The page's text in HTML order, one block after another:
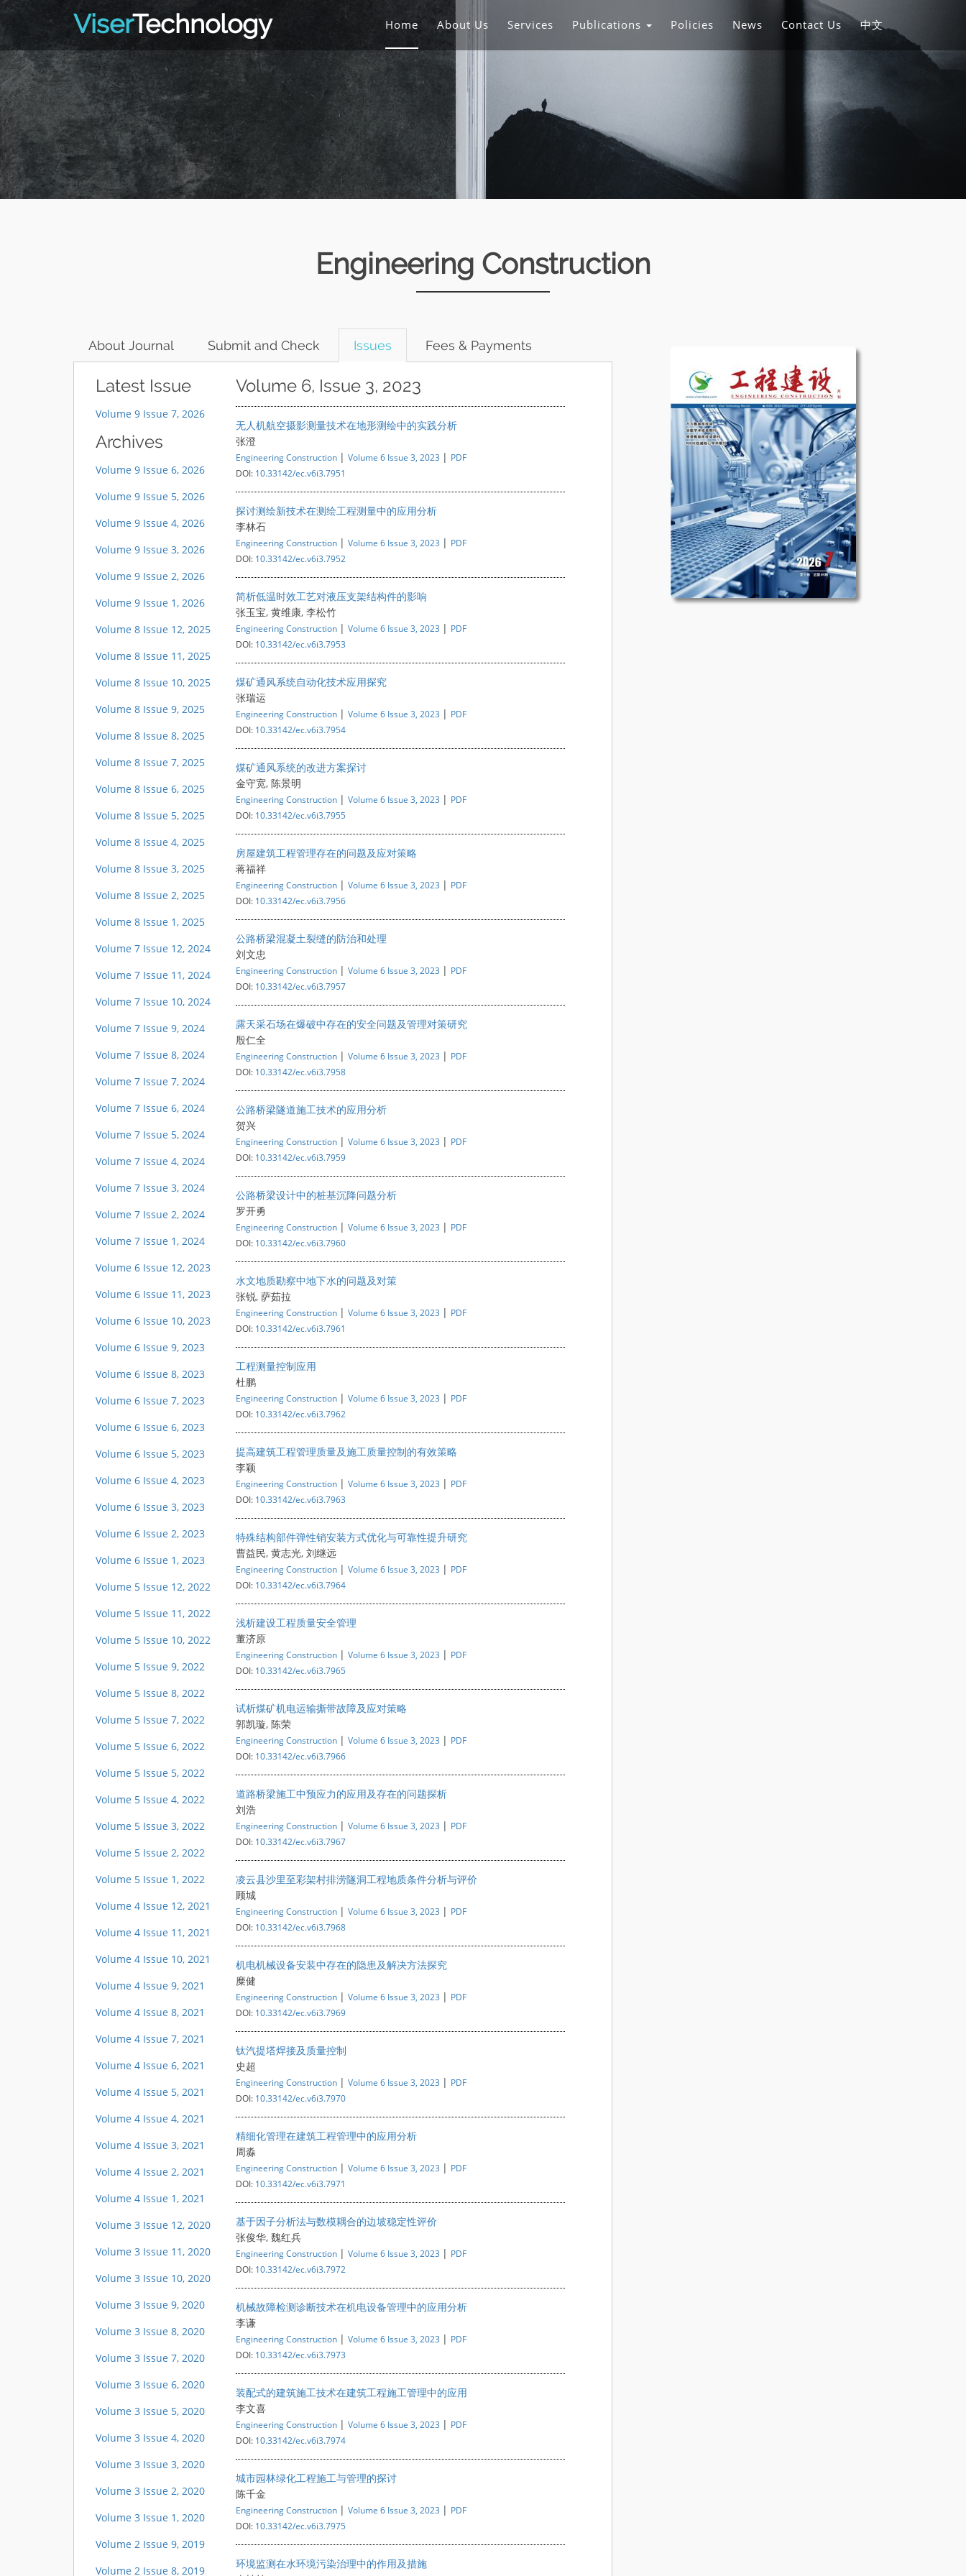
ViserTechnology Home About Us Services Publications Policies News Contact Us 中文
Engineering Construction
About Journal Submit and Check Issues Fees & Payments
Latest Issue
Volume 9 Issue 7, 2026
Archives
Volume 9 Issue 6, 2026
Volume 9 Issue 5, 2026
Volume 9 Issue 4, 2026
Volume 9 Issue 3, 2026
Volume 9 Issue 2, 2026
Volume 9 Issue 1, 2026
Volume 8 Issue 12, 2025
Volume 8 Issue 11, 2025
Volume 8 Issue 10, 2025
Volume 8 Issue 9, 2025
Volume 8 Issue 8, 2025
Volume 8 Issue 7, 2025
Volume 8 Issue 6, 2025
Volume 8 Issue 5, 2025
Volume 8 Issue 4, 2025
Volume 8 Issue 3, 2025
Volume 8 Issue 2, 2025
Volume 8 Issue 1, 2025
Volume 7 Issue 12, 2024
Volume 7 Issue 11, 2024
Volume 7 Issue 10, 2024
Volume 7 Issue 9, 2024
Volume 7 Issue 8, 2024
Volume 7 Issue 7, 2024
Volume 7 Issue 6, 2024
Volume 7 Issue 5, 2024
Volume 7 Issue 4, 2024
Volume 7 Issue 3, 2024
Volume 7 Issue 2, 2024
Volume 7 Issue 1, 2024
Volume 6 Issue 12, 2023
Volume 6 Issue 11, 2023
Volume 6 Issue 10, 2023
Volume 6 Issue 9, 2023
Volume 6 Issue 8, 2023
Volume 6 Issue 7, 2023
Volume 6 Issue 6, 2023
Volume 6 Issue 5, 2023
Volume 6 Issue 4, 2023
Volume 6 Issue 3, 2023
Volume 6 Issue 2, 2023
Volume 6 Issue 1, 2023
Volume 5 Issue 12, 2022
Volume 5 Issue 11, 2022
Volume 5 Issue 10, 2022
Volume 5 Issue 9, 2022
Volume 5 Issue 8, 2022
Volume 5 Issue 7, 2022
Volume 5 Issue 6, 2022
Volume 5 Issue 5, 2022
Volume 5 Issue 4, 2022
Volume 5 Issue 3, 2022
Volume 5 Issue 2, 2022
Volume 5 Issue 1, 2022
Volume 4 Issue 12, 2021
Volume 4 Issue 11, 2021
Volume 4 Issue 10, 2021
Volume 4 Issue 9, 2021
Volume 4 Issue 8, 2021
Volume 4 Issue 7, 2021
Volume 4 Issue 6, 2021
Volume 4 Issue 5, 2021
Volume 4 Issue 4, 2021
Volume 4 Issue 3, 2021
Volume 4 Issue 2, 2021
Volume 4 Issue 1, 2021
Volume 3 Issue 12, 2020
Volume 3 Issue 11, 2020
Volume 3 Issue 10, 2020
Volume 3 Issue 9, 2020
Volume 3 Issue 8, 2020
Volume 3 Issue 7, 2020
Volume 3 Issue 6, 2020
Volume 3 Issue 5, 2020
Volume 3 Issue 4, 2020
Volume 3 Issue 3, 2020
Volume 3 Issue 2, 2020
Volume 3 Issue 1, 2020
Volume 2 Issue 9, 2019
Volume 2 Issue 8, 2019
Volume 6, Issue 3, 2023
无人机航空摄影测量技术在地形测绘中的实践分析
张澄
Engineering Construction | Volume 6 Issue 3, 2023 | PDF
DOI: 10.33142/ec.v6i3.7951
探讨测绘新技术在测绘工程测量中的应用分析
李林石
Engineering Construction | Volume 6 Issue 3, 2023 | PDF
DOI: 10.33142/ec.v6i3.7952
简析低温时效工艺对液压支架结构件的影响
张玉宝, 黄维康, 李松竹
Engineering Construction | Volume 6 Issue 3, 2023 | PDF
DOI: 10.33142/ec.v6i3.7953
煤矿通风系统自动化技术应用探究
张瑞运
Engineering Construction | Volume 6 Issue 3, 2023 | PDF
DOI: 10.33142/ec.v6i3.7954
煤矿通风系统的改进方案探讨
金守宽, 陈景明
Engineering Construction | Volume 6 Issue 3, 2023 | PDF
DOI: 10.33142/ec.v6i3.7955
房屋建筑工程管理存在的问题及应对策略
蒋福祥
Engineering Construction | Volume 6 Issue 3, 2023 | PDF
DOI: 10.33142/ec.v6i3.7956
公路桥梁混凝土裂缝的防治和处理
刘文忠
Engineering Construction | Volume 6 Issue 3, 2023 | PDF
DOI: 10.33142/ec.v6i3.7957
露天采石场在爆破中存在的安全问题及管理对策研究
殷仁全
Engineering Construction | Volume 6 Issue 3, 2023 | PDF
DOI: 10.33142/ec.v6i3.7958
公路桥梁隧道施工技术的应用分析
贺兴
Engineering Construction | Volume 6 Issue 3, 2023 | PDF
DOI: 10.33142/ec.v6i3.7959
公路桥梁设计中的桩基沉降问题分析
罗开勇
Engineering Construction | Volume 6 Issue 3, 2023 | PDF
DOI: 10.33142/ec.v6i3.7960
水文地质勘察中地下水的问题及对策
张锐, 萨茹拉
Engineering Construction | Volume 6 Issue 3, 2023 | PDF
DOI: 10.33142/ec.v6i3.7961
工程测量控制应用
杜鹏
Engineering Construction | Volume 6 Issue 3, 2023 | PDF
DOI: 10.33142/ec.v6i3.7962
提高建筑工程管理质量及施工质量控制的有效策略
李颖
Engineering Construction | Volume 6 Issue 3, 2023 | PDF
DOI: 10.33142/ec.v6i3.7963
特殊结构部件弹性销安装方式优化与可靠性提升研究
曹益民, 黄志光, 刘继远
Engineering Construction | Volume 6 Issue 3, 2023 | PDF
DOI: 10.33142/ec.v6i3.7964
浅析建设工程质量安全管理
董济原
Engineering Construction | Volume 6 Issue 3, 2023 | PDF
DOI: 10.33142/ec.v6i3.7965
试析煤矿机电运输撕带故障及应对策略
郭凯璇, 陈荣
Engineering Construction | Volume 6 Issue 3, 2023 | PDF
DOI: 10.33142/ec.v6i3.7966
道路桥梁施工中预应力的应用及存在的问题探析
刘浩
Engineering Construction | Volume 6 Issue 3, 2023 | PDF
DOI: 10.33142/ec.v6i3.7967
凌云县沙里至彩架村排涝隧洞工程地质条件分析与评价
顾城
Engineering Construction | Volume 6 Issue 3, 2023 | PDF
DOI: 10.33142/ec.v6i3.7968
机电机械设备安装中存在的隐患及解决方法探究
糜健
Engineering Construction | Volume 6 Issue 3, 2023 | PDF
DOI: 10.33142/ec.v6i3.7969
钛汽提塔焊接及质量控制
史超
Engineering Construction | Volume 6 Issue 3, 2023 | PDF
DOI: 10.33142/ec.v6i3.7970
精细化管理在建筑工程管理中的应用分析
周淼
Engineering Construction | Volume 6 Issue 3, 2023 | PDF
DOI: 10.33142/ec.v6i3.7971
基于因子分析法与数模耦合的边坡稳定性评价
张俊华, 魏红兵
Engineering Construction | Volume 6 Issue 3, 2023 | PDF
DOI: 10.33142/ec.v6i3.7972
机械故障检测诊断技术在机电设备管理中的应用分析
李谦
Engineering Construction | Volume 6 Issue 3, 2023 | PDF
DOI: 10.33142/ec.v6i3.7973
装配式的建筑施工技术在建筑工程施工管理中的应用
李文喜
Engineering Construction | Volume 6 Issue 3, 2023 | PDF
DOI: 10.33142/ec.v6i3.7974
城市园林绿化工程施工与管理的探讨
陈千金
Engineering Construction | Volume 6 Issue 3, 2023 | PDF
DOI: 10.33142/ec.v6i3.7975
环境监测在水环境污染治理中的作用及措施